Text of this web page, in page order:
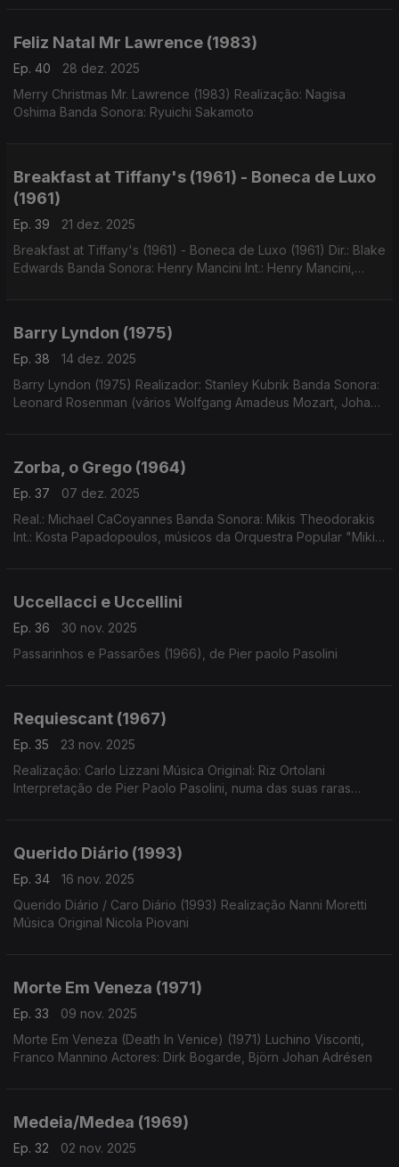
Feliz Natal Mr Lawrence (1983)
Ep. 40
28 dez. 2025
Merry Christmas Mr. Lawrence (1983) Realização: Nagisa
Oshima Banda Sonora: Ryuichi Sakamoto
Breakfast at Tiffany's (1961) - Boneca de Luxo
(1961)
Ep. 39
21 dez. 2025
Breakfast at Tiffany's (1961) - Boneca de Luxo (1961) Dir.: Blake
Edwards Banda Sonora: Henry Mancini Int.: Henry Mancini,
Barry Lyndon (1975)
Ep. 38
14 dez. 2025
Barry Lyndon (1975) Realizador: Stanley Kubrik Banda Sonora:
Leonard Rosenman (vários Wolfgang Amadeus Mozart, Johann
Zorba, o Grego (1964)
Ep. 37
07 dez. 2025
Real.: Michael CaCoyannes Banda Sonora: Mikis Theodorakis
Int.: Kosta Papadopoulos, músicos da Orquestra Popular "Mikis
Uccellacci e Uccellini
Ep. 36
30 nov. 2025
Passarinhos e Passarões (1966), de Pier paolo Pasolini
Requiescant (1967)
Ep. 35
23 nov. 2025
Realização: Carlo Lizzani Música Original: Riz Ortolani
Interpretação de Pier Paolo Pasolini, numa das suas raras
Querido Diário (1993)
Ep. 34
16 nov. 2025
Querido Diário / Caro Diário (1993) Realização Nanni Moretti
Música Original Nicola Piovani
Morte Em Veneza (1971)
Ep. 33
09 nov. 2025
Morte Em Veneza (Death In Venice) (1971) Luchino Visconti,
Franco Mannino Actores: Dirk Bogarde, Björn Johan Adrésen
Medeia/Medea (1969)
Ep. 32
02 nov. 2025